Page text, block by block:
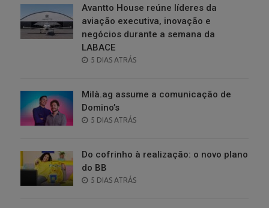
Avantto House reúne líderes da
aviação executiva, inovação e
negócios durante a semana da
LABACE
POSTED
5 DIAS ATRÁS
Milà.ag assume a comunicação de
Domino’s
POSTED
5 DIAS ATRÁS
Do cofrinho à realização: o novo plano
do BB
POSTED
5 DIAS ATRÁS